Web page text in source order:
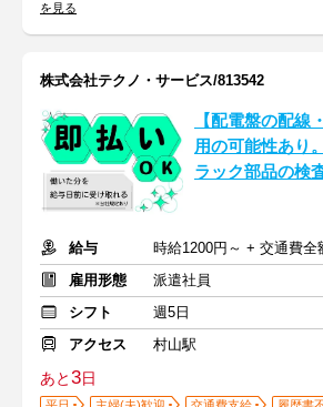
を見る
株式会社テクノ・サービス/813542
【配電盤の配線
用の可能性あり
ラック部品の検
給与
時給1200円～ + 交通費全
雇用形態
派遣社員
シフト
週5日
アクセス
村山駅
あと3日